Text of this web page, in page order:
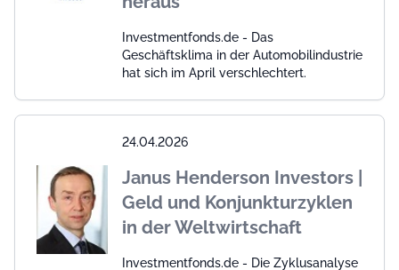
Investmentfonds.de - Das
Geschäftsklima in der Automobilindustrie
hat sich im April verschlechtert.
24.04.2026
Janus Henderson Investors |
Geld und Konjunkturzyklen
in der Weltwirtschaft
Investmentfonds.de - Die Zyklusanalyse